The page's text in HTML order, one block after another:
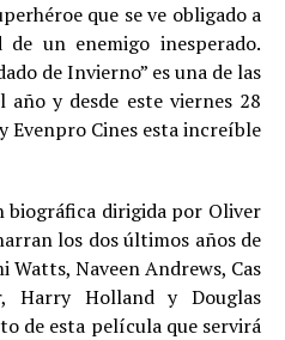
que se ve obligado a
un enemigo inesperado.
de Invierno” es una de las
año y desde este viernes 28
Evenpro Cines esta increíble
biográfica dirigida por Oliver
los dos últimos años de
Watts, Naveen Andrews, Cas
Harry Holland y Douglas
de esta película que servirá